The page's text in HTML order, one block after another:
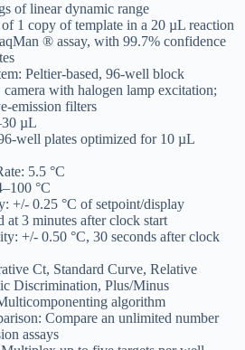
of linear dynamic range
1 copy of template in a 20 µL reaction
® assay, with 99.7% confidence
Peltier-based, 96-well block
with halogen lamp excitation;
emission filters
µL
well plates optimized for 10 µL
5.5 °C
°C
+/- 0.25 °C of setpoint/display
at 3 minutes after clock start
+/- 0.50 °C, 30 seconds after clock
Ct, Standard Curve, Relative
Discrimination, Plus/Minus
algorithm
Compare an unlimited number
assays